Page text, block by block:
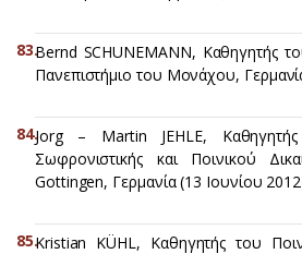
Bernd SCHUNEMANN, Καθηγητής
Πανεπιστήμιο του Μονάχου,
Jorg – Martin JEHLE, Καθηγητής
Σωφρονιστικής και Ποινικού
Gottingen, Γερμανία (13 Ιουνίου
Kristian KÜHL, Καθηγητής του